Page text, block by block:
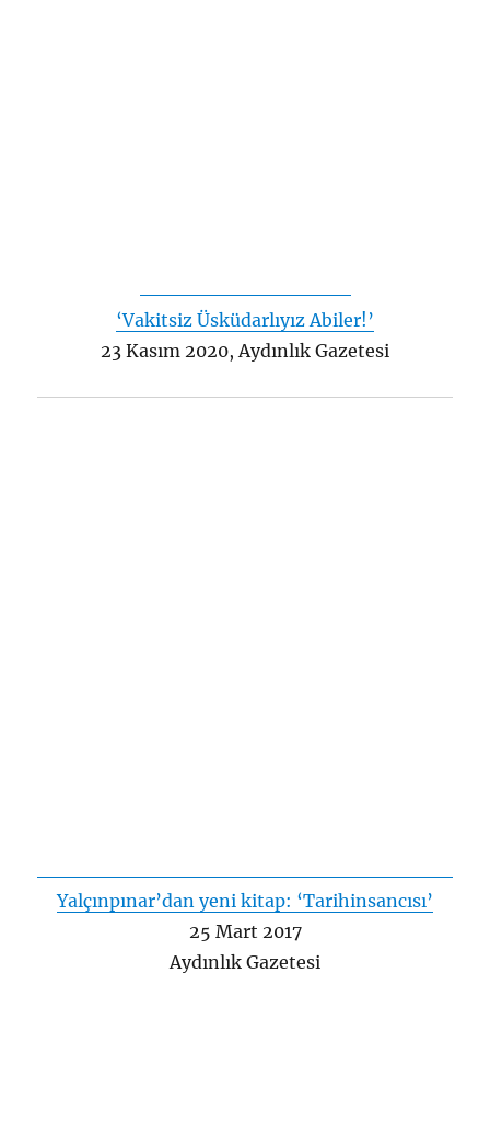
‘Vakitsiz Üsküdarlıyız Abiler!’
23 Kasım 2020, Aydınlık Gazetesi
Yalçınpınar’dan yeni kitap: ‘Tarihinsancısı’
25 Mart 2017
Aydınlık Gazetesi